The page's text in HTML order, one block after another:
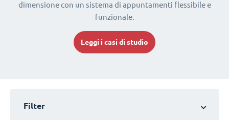
dimensione con un sistema di appuntamenti flessibile e
funzionale.
Leggi i casi di studio
Filter